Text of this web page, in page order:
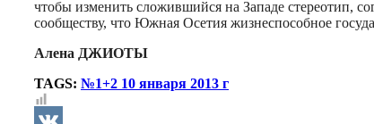
чтобы изменить сложившийся на Западе стереотип,
сообществу, что Южная Осетия жизнеспособное
Алена ДЖИОТЫ
TAGS: №1+2 10 января 2013 г